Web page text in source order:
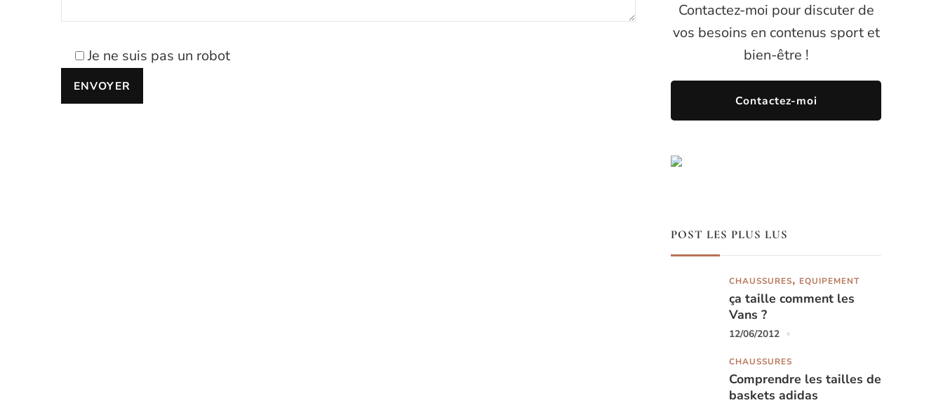
Je ne suis pas un robot
Contactez-moi pour discuter de
vos besoins en contenus sport et
bien-être !
Contactez-moi
POST LES PLUS LUS
CHAUSSURES EQUIPEMENT
ça taille comment les
Vans ?
12/06/2012
CHAUSSURES
Comprendre les tailles de
baskets adidas